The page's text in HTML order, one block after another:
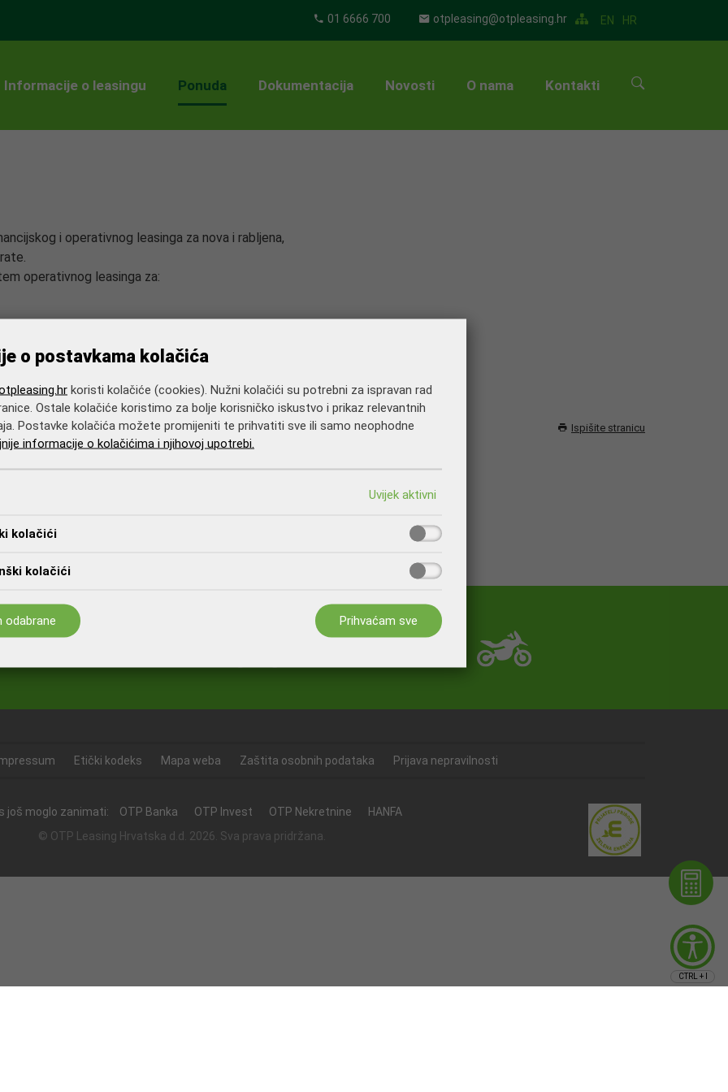
HR
EN
otpleasing@otpleasing.hr
01 6666 700
Informacije o leasingu Ponuda Dokumentacija Novosti O nama Kontakti
i operativnog leasinga za nova i rabljena,
operativnog leasinga za:
Ispišite stranicu
Etički kodeks Mapa weba Zaštita osobnih podataka Prijava nepravilnosti
još moglo zanimati: OTP Banka OTP Invest OTP Nekretnine
HANFA
© OTP Leasing Hrvatska d.d. 2026. Sva prava pridržana.
o postavkama kolačića
koristi kolačiće (cookies). Nužni kolačići su potrebni za ispravan rad
Ostale kolačiće koristimo za bolje korisničko iskustvo i prikaz relevantnih
Postavke kolačića možete promijeniti te prihvatiti sve ili samo neophodne
informacije o kolačićima i njihovoj upotrebi.
kolačići
kolačići
odabrane Prihvaćam sve
CTRL + I